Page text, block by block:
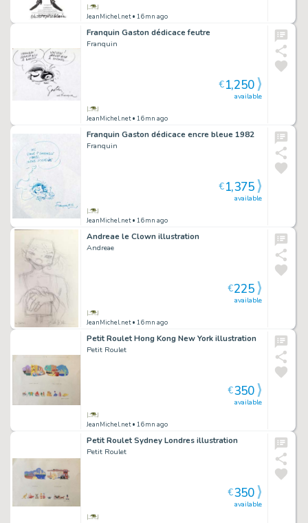
JeanMichel.net• 16mn ago
Franquin Gaston dédicace feutre
Franquin
JeanMichel.net• 16mn ago
available
€1,250
Franquin Gaston dédicace encre bleue 1982
Franquin
JeanMichel.net• 16mn ago
available
€1,375
Andreae le Clown illustration
Andreae
JeanMichel.net• 16mn ago
available
€225
Petit Roulet Hong Kong New York illustration
Petit Roulet
JeanMichel.net• 16mn ago
available
€350
Petit Roulet Sydney Londres illustration
Petit Roulet
available
€350